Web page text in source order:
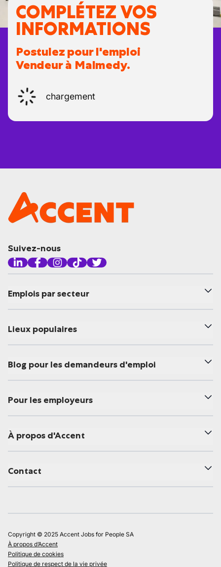
COMPLÉTEZ VOS
INFORMATIONS
Postulez pour l'emploi
Vendeur à Malmedy.
chargement
Suivez-nous
Emplois par secteur
Lieux populaires
Blog pour les demandeurs d'emploi
Pour les employeurs
À propos d'Accent
Contact
Copyright © 2025 Accent Jobs for People SA
À propos d’Accent
Politique de cookies
Politique de respect de la vie privée